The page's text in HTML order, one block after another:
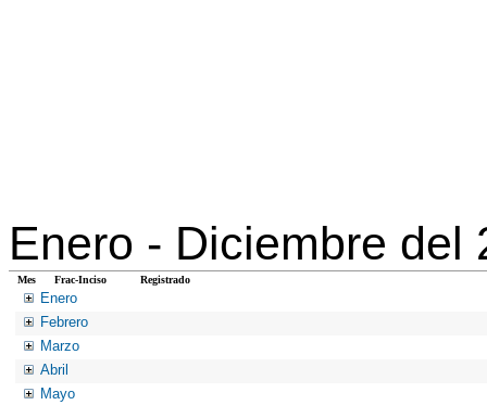
Enero - Diciembre del
Mes Frac-Inciso Registrado
Enero
Febrero
Marzo
Abril
Mayo